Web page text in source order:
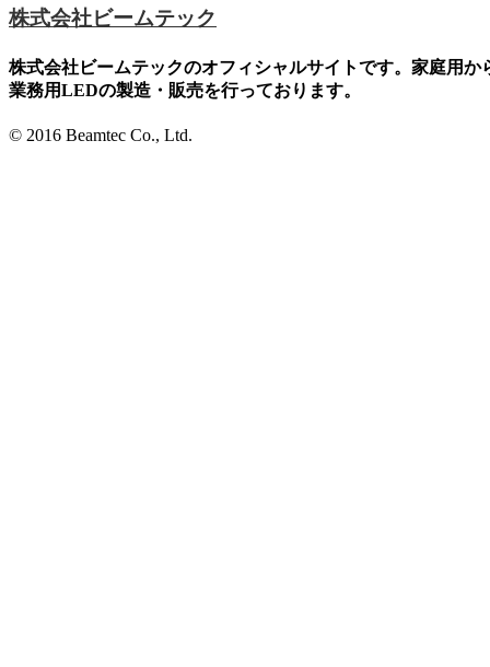
株式会社ビームテック
株式会社ビームテックのオフィシャルサイトです。家庭用か
業務用LEDの製造・販売を行っております。
© 2016 Beamtec Co., Ltd.